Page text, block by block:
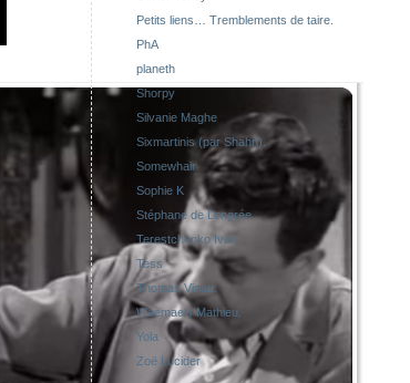
Petits liens… Tremblements de taire.
PhA
planeth
Shorpy
Silvanie Maghe
Sixmartinis (par Shahn).
Somewhair
Sophie K
Stéphane de Longrée
Terestchenko Ivan
Tess
Thomas Vinau.
Weemaels Mathieu.
Yola
Zoë Lucider